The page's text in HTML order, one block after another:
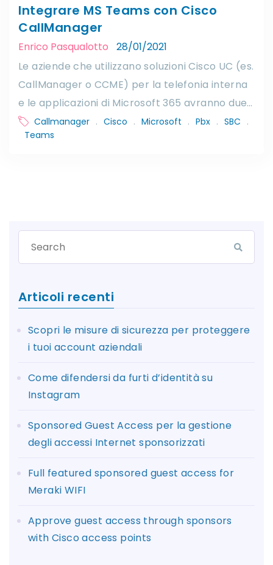
Articoli recenti
Scopri le misure di sicurezza per proteggere
i tuoi account aziendali
Come difendersi da furti d’identità su
Instagram
Sponsored Guest Access per la gestione
degli accessi Internet sponsorizzati
Full featured sponsored guest access for
Meraki WIFI
Approve guest access through sponsors
with Cisco access points
Integrare MS Teams con Cisco
CallManager
Enrico Pasqualotto
28/01/2021
Le aziende che utilizzano soluzioni Cisco UC (es.
CallManager o CCME) per la telefonia interna
e le applicazioni di Microsoft 365 avranno due…
Callmanager . Cisco . Microsoft . Pbx . SBC .
Teams